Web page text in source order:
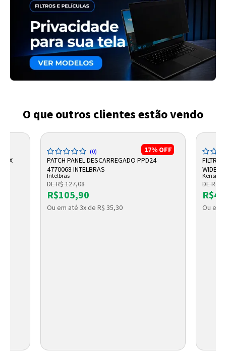
O que outros clientes estão vendo
17% OFF
(0)
PATCH PANEL DESCARREGADO PPD24
4770068 INTELBRAS
Intelbras
DE R$ 127,08
R$105,90
Ou em até 3x de R$ 35,30
FILTRO
DE R$
Ou em